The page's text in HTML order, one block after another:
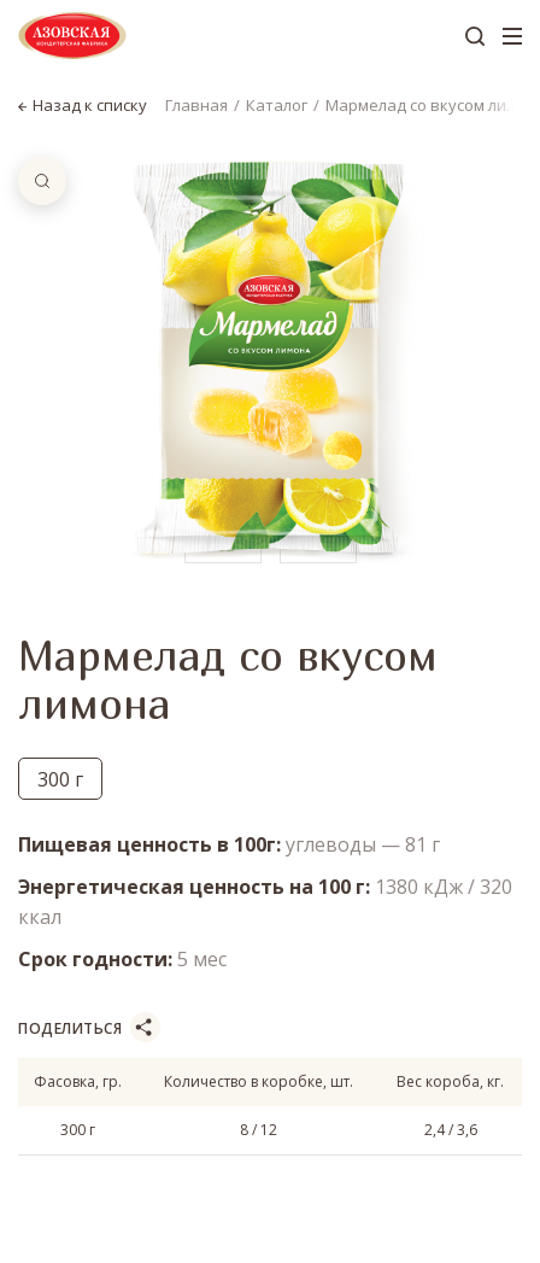
Назад к списку Главная Каталог
Мармелад со вкусом
лимона
300 г
Пищевая ценность в 100г углеводы — 81 г
Энергетическая ценность на 100 г 1380 кДж / 320
ккал
Срок годности 5 мес
ПОДЕЛИТЬСЯ
Фасовка, гр. Количество в коробке, шт. Вес короба, кг.
300 г 8 / 12 2,4 / 3,6